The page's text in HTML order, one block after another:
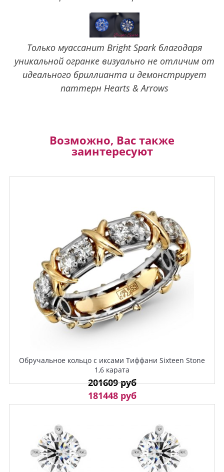
Только муассанит Bright Spark благодаря
уникальной огранке визуально не отличим от
идеального бриллианта и демонстрирует
паттерн Hearts & Arrows
Возможно, Вас также
заинтересуют
Обручальное кольцо с иксами Тиффани Sixteen Stone
1,6 карата
201609 руб
181448 руб